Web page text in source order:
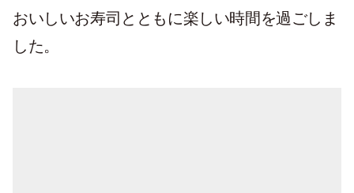
おいしいお寿司とともに楽しい時間を過ごしま
した。